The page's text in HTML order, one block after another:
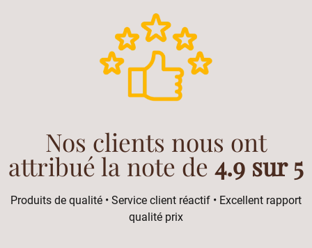
Nos clients nous ont
attribué la note de 4.9 sur 5
Produits de qualité • Service client réactif • Excellent rapport
qualité prix